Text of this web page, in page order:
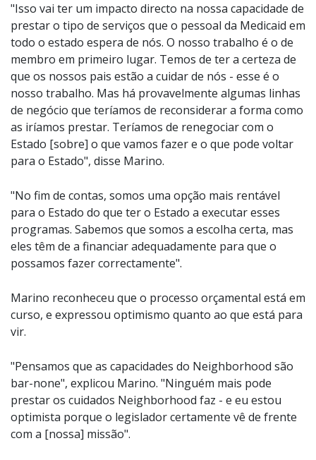
"Isso vai ter um impacto directo na nossa capacidade de
prestar o tipo de serviços que o pessoal da Medicaid em
todo o estado espera de nós. O nosso trabalho é o de
membro em primeiro lugar. Temos de ter a certeza de
que os nossos pais estão a cuidar de nós - esse é o
nosso trabalho. Mas há provavelmente algumas linhas
de negócio que teríamos de reconsiderar a forma como
as iríamos prestar. Teríamos de renegociar com o
Estado [sobre] o que vamos fazer e o que pode voltar
para o Estado", disse Marino.
"No fim de contas, somos uma opção mais rentável
para o Estado do que ter o Estado a executar esses
programas. Sabemos que somos a escolha certa, mas
eles têm de a financiar adequadamente para que o
possamos fazer correctamente".
Marino reconheceu que o processo orçamental está em
curso, e expressou optimismo quanto ao que está para
vir.
"Pensamos que as capacidades do Neighborhood são
bar-none", explicou Marino. "Ninguém mais pode
prestar os cuidados Neighborhood faz - e eu estou
optimista porque o legislador certamente vê de frente
com a [nossa] missão".